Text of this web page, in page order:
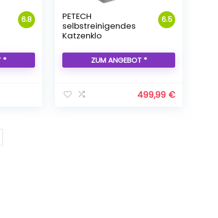
6.8
*
6.5
PETECH
selbstreinigendes
Katzenklo
ZUM ANGEBOT *
499,99 €